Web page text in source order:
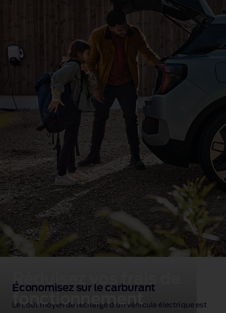
Réduisez vos frais de
fonctionnement
Économisez sur le carburant
Le coût moyen de recharge d’un véhicule électrique est